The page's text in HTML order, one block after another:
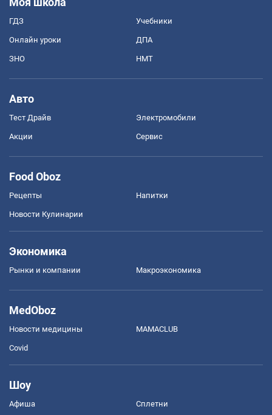
ГДЗ Учебники
Онлайн уроки ДПА
ЗНО НМТ
Авто
Тест Драйв Электромобили
Акции Сервис
Food Oboz
Рецепты Напитки
Новости Кулинарии
Экономика
Рынки и компании Mакроэкономика
MedOboz
Новости медицины MAMACLUB
Covid
Шоу
Афиша Сплетни